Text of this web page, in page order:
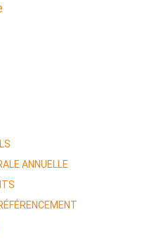
ANNUELLE